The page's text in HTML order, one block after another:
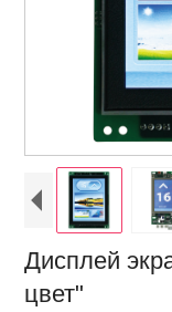
Дисплей
цвет"